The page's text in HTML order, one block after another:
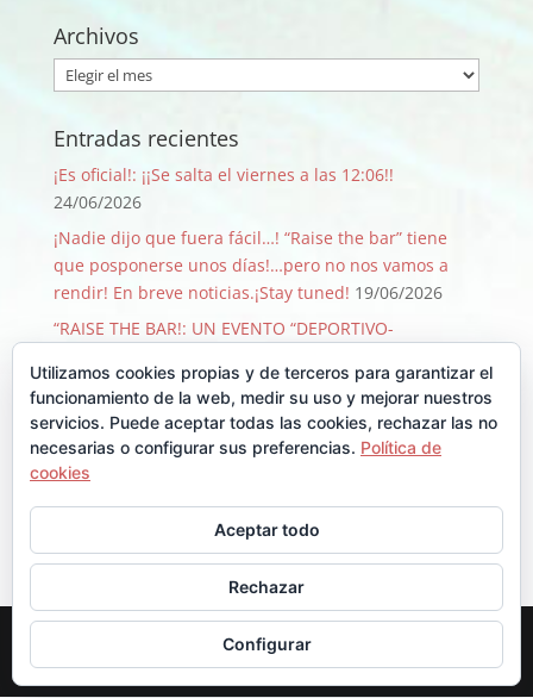
Archivos
Archivos
Entradas recientes
¡Es oficial!: ¡¡Se salta el viernes a las 12:06!!
24/06/2026
¡Nadie dijo que fuera fácil…! “Raise the bar” tiene
que posponerse unos días!…pero no nos vamos a
rendir! En breve noticias.¡Stay tuned! 19/06/2026
“RAISE THE BAR!: UN EVENTO “DEPORTIVO-
AÑOS! 09/06/2026
¡GRACIAS, GRACIAS …Y GRACIAS! 29/08/2025
Llegó Junio y con él la Backyard!! 30/06/2025
Comentarios recientes
Elegant Themes| Desarrollado por
WordPress
Utilizamos cookies propias y de terceros para garantizar el
funcionamiento de la web, medir su uso y mejorar nuestros
servicios. Puede aceptar todas las cookies, rechazar las no
necesarias o configurar sus preferencias. Política de
cookies
Aceptar todo
Rechazar
Configurar